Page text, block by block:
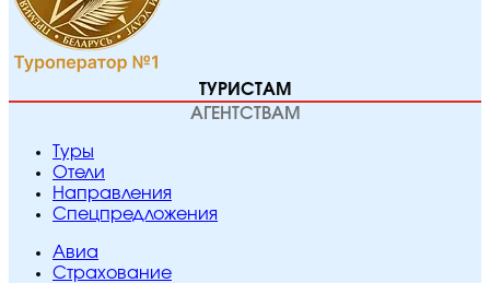
ТУРИСТАМ
АГЕНТСТВАМ
Туры
Отели
Направления
Спецпредложения
Авиа
Страхование